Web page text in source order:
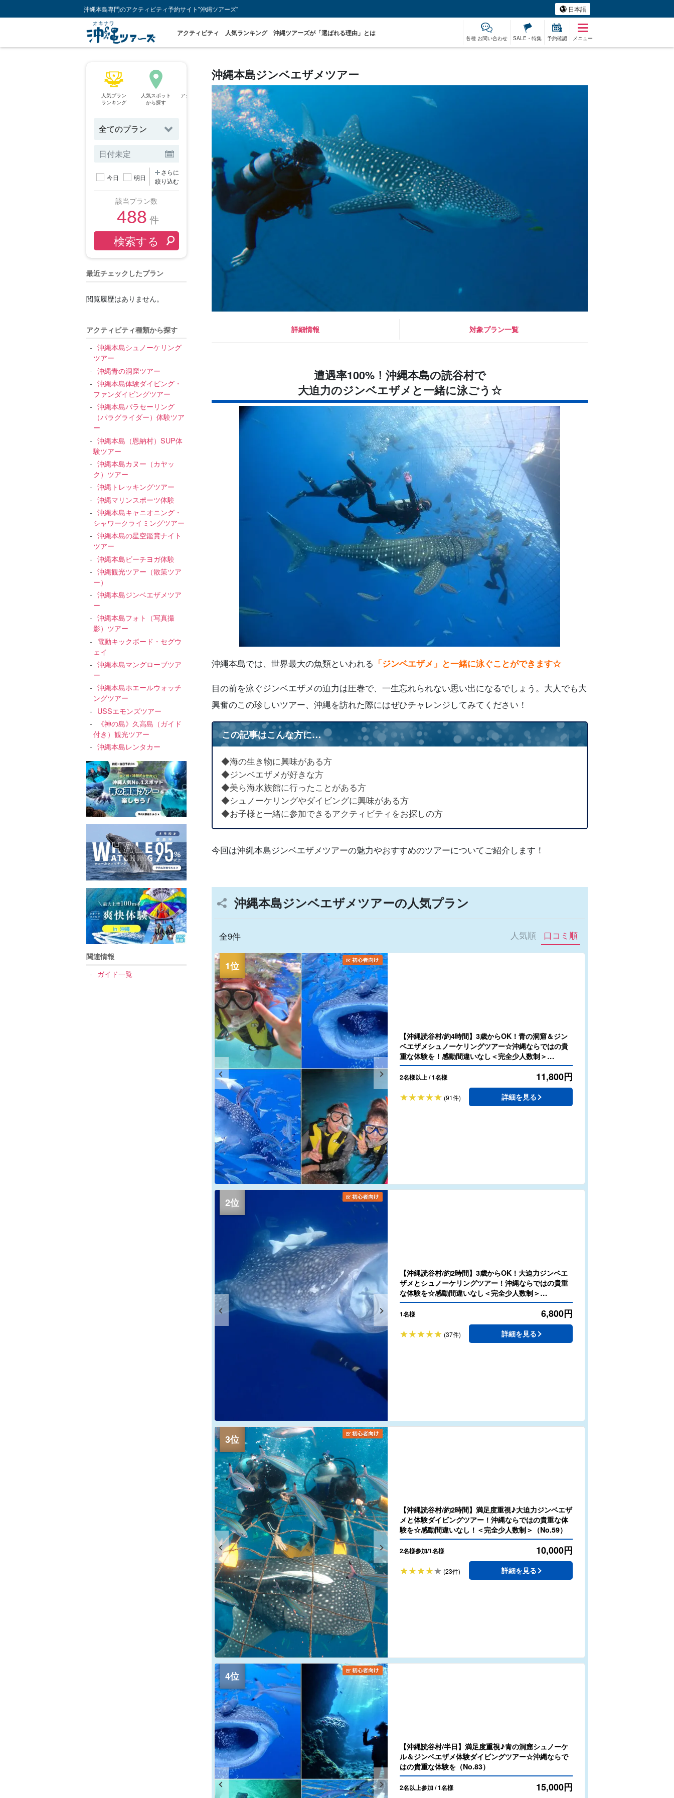
沖縄本島専門のアクティビティ予約サイト"沖縄ツアーズ" 日本語
アクティビティ 人気ランキング 沖縄ツアーズが「選ばれる理由」とは
各種 お問い合わせ SALE・特集 予約確認 メニュー
人気プラン
ランキング
人気スポット
から探す
アクティビティ
青の洞窟ツアー
お得な割引セット
今日 明日
さらに
絞り込む
該当プラン数
488 件
最近チェックしたプラン
閲覧履歴はありません。
アクティビティ種類から探す
沖縄本島シュノーケリング
ツアー
沖縄青の洞窟ツアー
沖縄本島体験ダイビング・
ファンダイビングツアー
沖縄本島パラセーリング
（パラグライダー）体験ツア
ー
沖縄本島（恩納村）SUP体
験ツアー
沖縄本島カヌー（カヤッ
ク）ツアー
沖縄トレッキングツアー
沖縄マリンスポーツ体験
沖縄本島キャニオニング・
シャワークライミングツアー
沖縄本島の星空鑑賞ナイト
ツアー
沖縄本島ビーチヨガ体験
沖縄観光ツアー（散策ツア
ー）
沖縄本島ジンベエザメツア
ー
沖縄本島フォト（写真撮
影）ツアー
電動キックボード・セグウ
ェイ
沖縄本島マングローブツア
ー
沖縄本島ホエールウォッチ
ングツアー
USSエモンズツアー
《神の島》久高島（ガイド
付き）観光ツアー
沖縄本島レンタカー
関連情報
ガイド一覧
沖縄本島ジンベエザメツアー
詳細情報 対象プラン一覧
遭遇率100%！沖縄本島の読谷村で
大迫力のジンベエザメと一緒に泳ごう☆
沖縄本島では、世界最大の魚類といわれる 「ジンベエザメ」と一緒に泳ぐことができます☆
目の前を泳ぐジンベエザメの迫力は圧巻で、一生忘れられない思い出になるでしょう。大人でも大
興奮のこの珍しいツアー、沖縄を訪れた際にはぜひチャレンジしてみてください！
この記事はこんな方に…
◆海の生き物に興味がある方
◆ジンベエザメが好きな方
◆美ら海水族館に行ったことがある方
◆シュノーケリングやダイビングに興味がある方
◆お子様と一緒に参加できるアクティビティをお探しの方
今回は沖縄本島ジンベエザメツアーの魅力やおすすめのツアーについてご紹介します！
沖縄本島ジンベエザメツアーの人気プラン
全9件 人気順 口コミ順
【沖縄読谷村/約4時間】3歳からOK！青の洞窟＆ジン
ベエザメシュノーケリングツアー☆沖縄ならではの貴
重な体験を！感動間違いなし＜完全少人数制＞
（No.82）
2名様以上 / 1名様 11,800円
(91件) 詳細を見る
【沖縄読谷村/約2時間】3歳からOK！大迫力ジンベエ
ザメとシュノーケリングツアー！沖縄ならではの貴重
な体験を☆感動間違いなし＜完全少人数制＞
（No.74）
1名様 6,800円
(37件) 詳細を見る
【沖縄読谷村/約2時間】満足度重視♪大迫力ジンベエザ
メと体験ダイビングツアー！沖縄ならではの貴重な体
験を☆感動間違いなし！＜完全少人数制＞（No.59）
2名様参加/1名様 10,000円
(23件) 詳細を見る
【沖縄読谷村/半日】満足度重視♪青の洞窟シュノーケ
ル＆ジンベエザメ体験ダイビングツアー☆沖縄ならで
はの貴重な体験を（No.83）
2名以上参加 / 1名様 15,000円